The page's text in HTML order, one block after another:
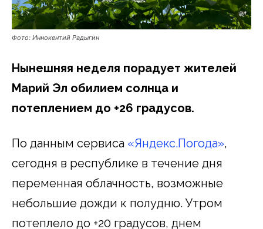
Фото: Иннокентий Радыгин
Нынешняя неделя порадует жителей
Марий Эл обилием солнца и
потеплением до +26 градусов.
По данным сервиса «Яндекс.Погода»,
сегодня в республике в течение дня
переменная облачность, возможные
небольшие дожди к полудню. Утром
потеплело до +20 градусов, днем